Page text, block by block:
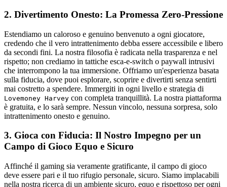
2. Divertimento Onesto: La Promessa Zero-Pressione
Estendiamo un caloroso e genuino benvenuto a ogni giocatore,
credendo che il vero intrattenimento debba essere accessibile e libero
da secondi fini. La nostra filosofia è radicata nella trasparenza e nel
rispetto; non crediamo in tattiche esca-e-switch o paywall intrusivi
che interrompono la tua immersione. Offriamo un'esperienza basata
sulla fiducia, dove puoi esplorare, scoprire e divertirti senza sentirti
mai costretto a spendere. Immergiti in ogni livello e strategia di
Lovemoney Harvey con completa tranquillità. La nostra piattaforma
è gratuita, e lo sarà sempre. Nessun vincolo, nessuna sorpresa, solo
intrattenimento onesto e genuino.
3. Gioca con Fiducia: Il Nostro Impegno per un
Campo di Gioco Equo e Sicuro
Affinché il gaming sia veramente gratificante, il campo di gioco
deve essere pari e il tuo rifugio personale, sicuro. Siamo implacabili
nella nostra ricerca di un ambiente sicuro, equo e rispettoso per ogni